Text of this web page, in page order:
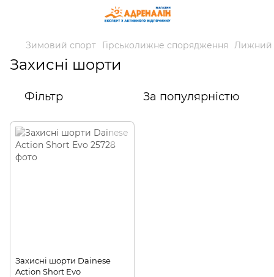
Зимовий спорт Гірськолижне спорядження Лижний
Захисні шорти
Фільтр За популярністю
Захисні шорти Dainese
Action Short Evo